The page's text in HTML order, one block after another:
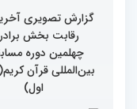
گزارش تصویری
رقابت بخش
چهلمین دوره
بین‌المللی قرآن
اول)